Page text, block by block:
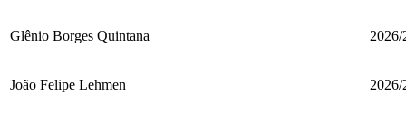
Glênio Borges Quintana 2026/
João Felipe Lehmen 2026/